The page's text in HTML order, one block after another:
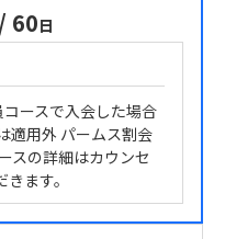
/ 60日
ースで入会した場合
適用外 パームス割会
スの詳細はカウンセ
ます。